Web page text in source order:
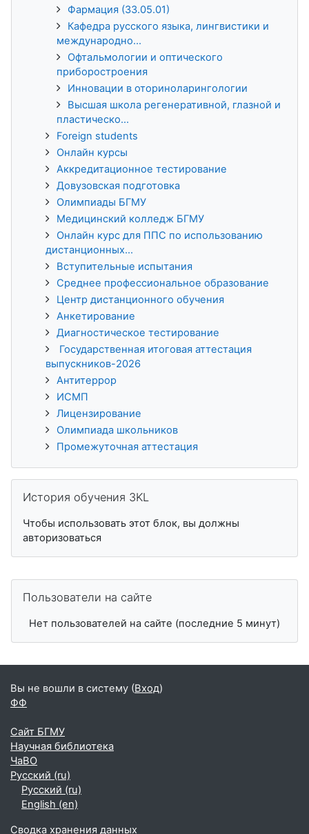
Фармация (33.05.01)
Кафедра русского языка, лингвистики и
международно...
Офтальмологии и оптического
приборостроения
Инновации в оториноларингологии
Высшая школа регенеративной, глазной и
пластическо...
Foreign students
Онлайн курсы
Аккредитационное тестирование
Довузовская подготовка
Олимпиады БГМУ
Медицинский колледж БГМУ
Онлайн курс для ППС по использованию
дистанционных...
Вступительные испытания
Среднее профессиональное образование
Центр дистанционного обучения
Анкетирование
Диагностическое тестирование
Государственная итоговая аттестация
выпускников-2026
Антитеррор
ИСМП
Лицензирование
Олимпиада школьников
Промежуточная аттестация
История обучения 3KL
Чтобы использовать этот блок, вы должны
авторизоваться
Пользователи на сайте
Нет пользователей на сайте (последние 5 минут)
Вы не вошли в систему (Вход)
ФФ
Сайт БГМУ
Научная библиотека
ЧаВО
Русский ‎(ru)‎
Русский ‎(ru)‎
English ‎(en)‎
Сводка хранения данных